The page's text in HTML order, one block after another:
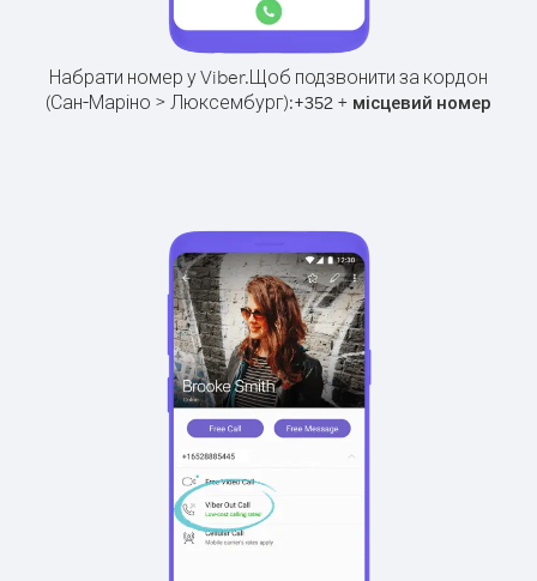
Набрати номер у Viber.Щоб подзвонити за кордон
(Сан-Маріно > Люксембург):+352 + місцевий номер